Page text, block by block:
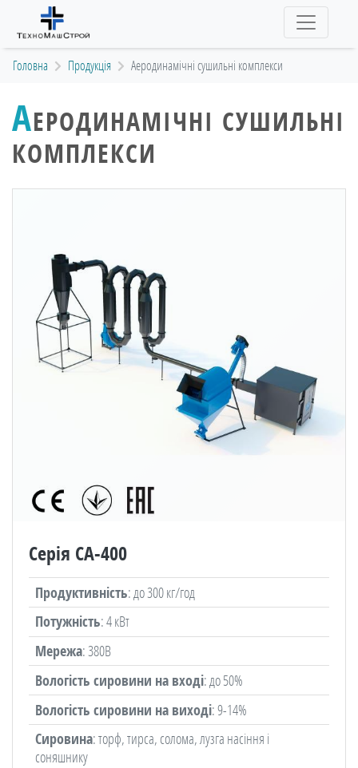
Головна Продукція Аеродинамічні сушильні комплекси
АЕРОДИНАМІЧНІ СУШИЛЬНІ
КОМПЛЕКСИ
Серія СА-400
Продуктивність: до 300 кг/год
Потужність: 4 кВт
Мережа: 380В
Вологість сировини на вході: до 50%
Вологість сировини на виході: 9-14%
Сировина: торф, тирса, солома, лузга насіння і
соняшнику